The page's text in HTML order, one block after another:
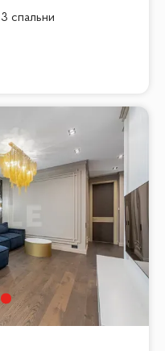
3 спальни